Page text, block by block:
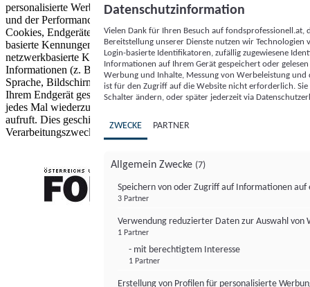
personalisierte Werbung und Inhalte, Messung von Werbeleistung
und der Performance von Inhalten sowie Zielgruppenforschung.
Cookies, Endgeräte- oder ähnliche Online-Kennungen (z. B. login-
basierte Kennungen, zufällig generierte Kennungen,
netzwerkbasierte Kennungen) können zusammen mit anderen
Informationen (z. B. Browsertyp und Browserinformationen,
Sprache, Bildschirmgröße, unterstützte Technologien usw.) auf
Ihrem Endgerät gespeichert oder von dort ausgelesen werden, um es
jedes Mal wiederzuerkennen, wenn es eine App oder einer Webseite
aufruft. Dies geschieht für einen oder mehrere der hier aufgeführten
Verarbeitungszwecke.
Datenschutzinformation
Vielen Dank für Ihren Besuch auf
Bereitstellung unserer Dienste nutzen wir Technologien
Login-basierte Identifikatoren, zufällig zugewiesene
Informationen auf Ihrem Gerät gespeichert oder
Werbung und Inhalte, Messung von Werbeleistung
ist für den Zugriff auf die Website nicht erforderlich.
Schalter ändern, oder später jederzeit via
ZWECKE PARTNER
Allgemein Zwecke (7)
Speichern von oder Zugriff auf Informationen auf
3 Partner
Verwendung reduzierter Daten zur Auswahl von
1 Partner
- mit berechtigtem Interesse
1 Partner
Erstellung von Profilen für personalisierte
FONDS professionell